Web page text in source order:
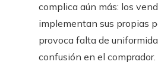
complica aún más: los
implementan sus propias
provoca falta de
confusión en el comprador.